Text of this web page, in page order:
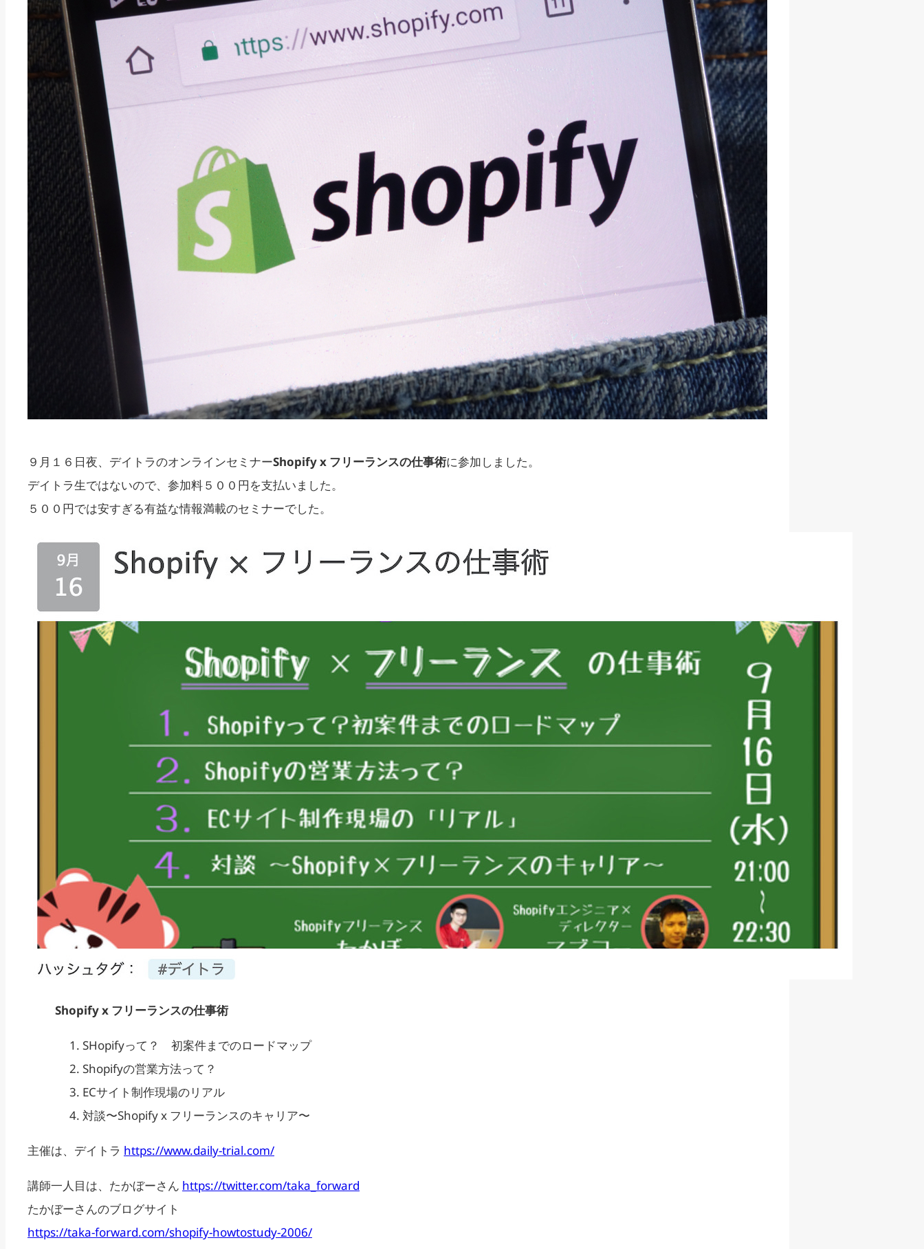
９月１６日夜、デイトラのオンラインセミナーShopify x フリーランスの仕事術に参加しました。
デイトラ生ではないので、参加料５００円を支払いました。
５００円では安すぎる有益な情報満載のセミナーでした。
Shopify x フリーランスの仕事術
SHopifyって？ 初案件までのロードマップ
Shopifyの営業方法って？
ECサイト制作現場のリアル
対談〜Shopify x フリーランスのキャリア〜
主催は、デイトラ https://www.daily-trial.com/
講師一人目は、たかぼーさん https://twitter.com/taka_forward
たかぼーさんのブログサイト
https://taka-forward.com/shopify-howtostudy-2006/